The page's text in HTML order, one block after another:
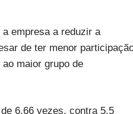
empresa a reduzir a
de ter menor
maior grupo de
6,66 vezes, contra 5,5